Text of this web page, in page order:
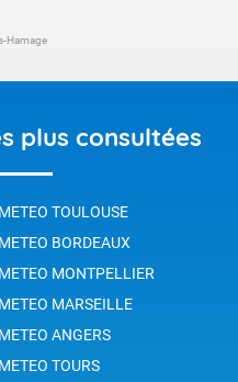
Hamage
plus consultées
METEO TOULOUSE
METEO BORDEAUX
METEO MONTPELLIER
METEO MARSEILLE
METEO ANGERS
METEO TOURS